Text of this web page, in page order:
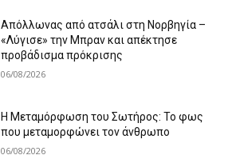
Απόλλωνας από ατσάλι στη Νορβηγία –
«Λύγισε» την Μπραν και απέκτησε
προβάδισμα πρόκρισης
06/08/2026
Η Μεταμόρφωση του Σωτήρος: Το φως
που μεταμορφώνει τον άνθρωπο
06/08/2026